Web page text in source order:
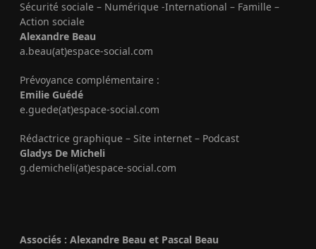
Sécurité sociale – Numérique -International – Famille –
Action sociale
Alexandre Beau
a.beau(at)espace-social.com
Prévoyance complémentaire :
Emilie Guédé
e.guede(at)espace-social.com
Rédactrice graphique – Site internet – Podcast
Gladys De Micheli
g.demicheli(at)espace-social.com
Associés : Alexandre Beau et Pascal Beau